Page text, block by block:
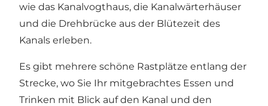
wie das Kanalvogthaus, die Kanalwärterhäuser
und die Drehbrücke aus der Blütezeit des
Kanals erleben.
Es gibt mehrere schöne Rastplätze entlang der
Strecke, wo Sie Ihr mitgebrachtes Essen und
Trinken mit Blick auf den Kanal und den